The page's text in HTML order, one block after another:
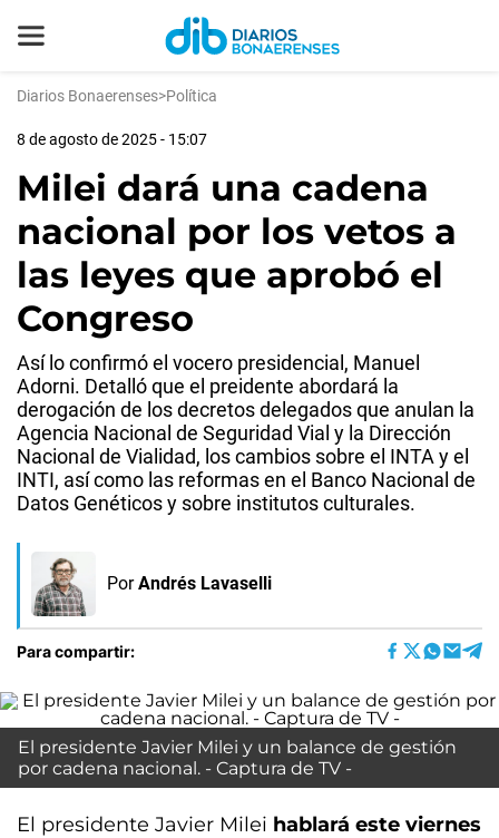
Diarios Bonaerenses>Política
8 de agosto de 2025 - 15:07
Milei dará una cadena
nacional por los vetos a
las leyes que aprobó el
Congreso
Así lo confirmó el vocero presidencial, Manuel
Adorni. Detalló que el preidente abordará la
derogación de los decretos delegados que anulan la
Agencia Nacional de Seguridad Vial y la Dirección
Nacional de Vialidad, los cambios sobre el INTA y el
INTI, así como las reformas en el Banco Nacional de
Datos Genéticos y sobre institutos culturales.
Por Andrés Lavaselli
Para compartir:
El presidente Javier Milei y un balance de gestión
por cadena nacional. - Captura de TV -
El presidente Javier Milei hablará este viernes